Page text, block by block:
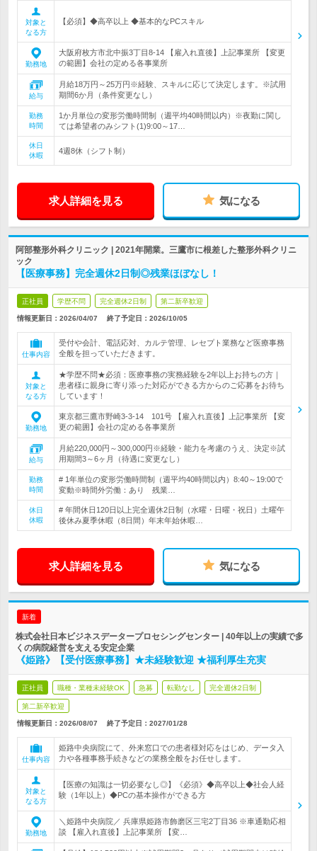
対象と
なる方
【必須】◆高卒以上 ◆基本的なPCスキル
勤務地
大阪府枚方市北中振3丁目8-14 【雇入れ直後】上記事業所 【変更
の範囲】会社の定める各事業所
給与
月給18万円～25万円※経験、スキルに応じて決定します。※試用
期間6か月（条件変更なし）
勤務
時間
1か月単位の変形労働時間制（週平均40時間以内）※夜勤に関し
ては希望者のみシフト(1)9:00～17…
休日
休暇
4週8休（シフト制）
求人詳細を見る 気になる
阿部整形外科クリニック | 2021年開業。三鷹市に根差した整形外科クリニ
ック
【医療事務】完全週休2日制◎残業ほぼなし！
正社員 学歴不問 完全週休2日制 第二新卒歓迎
情報更新日：2026/04/07 終了予定日： 2026/10/05
仕事内容
受付や会計、電話応対、カルテ管理、レセプト業務など医療事務
全般を担っていただきます。
対象と
なる方
★学歴不問★必須：医療事務の実務経験を2年以上お持ちの方｜
患者様に親身に寄り添った対応ができる方からのご応募をお待ち
しています！
勤務地
東京都三鷹市野崎3-3-14 101号 【雇入れ直後】上記事業所 【変
更の範囲】会社の定める各事業所
給与
月給220,000円～300,000円※経験・能力を考慮のうえ、決定※試
用期間3～6ヶ月（待遇に変更なし）
勤務
時間
# 1年単位の変形労働時間制（週平均40時間以内）8:40～19:00で
変動※時間外労働：あり 残業…
休日
休暇
# 年間休日120日以上完全週休2日制（水曜・日曜・祝日）土曜午
後休み夏季休暇（8日間）年末年始休暇…
求人詳細を見る 気になる
新着
株式会社日本ビジネスデータープロセシングセンター | 40年以上の実績で多
くの病院経営を支える安定企業
《姫路》【受付医療事務】★未経験歓迎 ★福利厚生充実
正社員 職種・業種未経験OK 急募 転勤なし 完全週休2日制
第二新卒歓迎
情報更新日：2026/08/07 終了予定日： 2027/01/28
仕事内容
姫路中央病院にて、外来窓口での患者様対応をはじめ、データ入
力や各種事務手続きなどの業務全般をお任せします。
対象と
なる方
【医療の知識は一切必要なし◎】《必須》◆高卒以上◆社会人経
験（1年以上）◆PCの基本操作ができる方
勤務地
＼姫路中央病院／ 兵庫県姫路市飾磨区三宅2丁目36 ※車通勤応相
談 【雇入れ直後】上記事業所 【変…